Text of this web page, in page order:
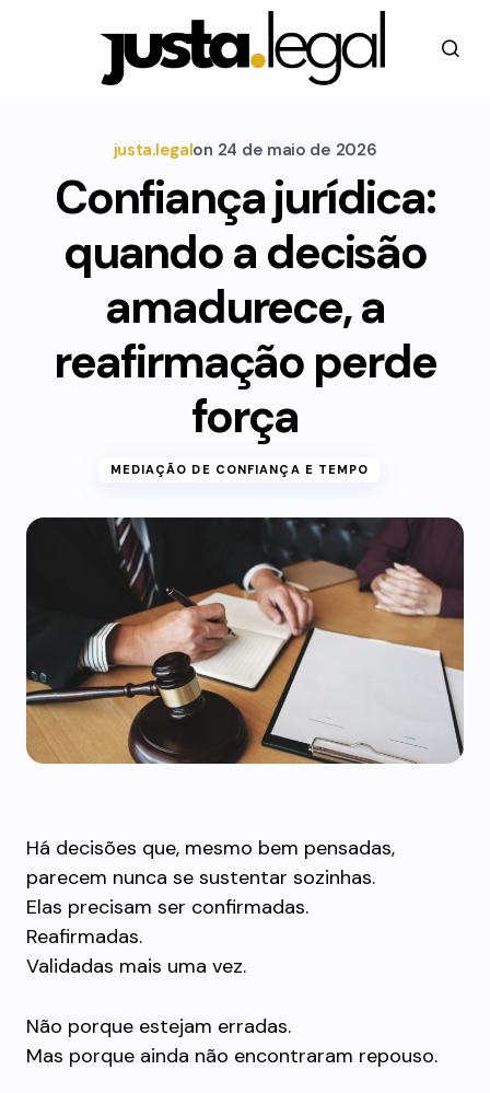
justa.legalon 24 de maio de 2026
Confiança jurídica:
quando a decisão
amadurece, a
reafirmação perde
força
MEDIAÇÃO DE CONFIANÇA E TEMPO
Há decisões que, mesmo bem pensadas,
parecem nunca se sustentar sozinhas.
Elas precisam ser confirmadas.
Reafirmadas.
Validadas mais uma vez.
Não porque estejam erradas.
Mas porque ainda não encontraram repouso.